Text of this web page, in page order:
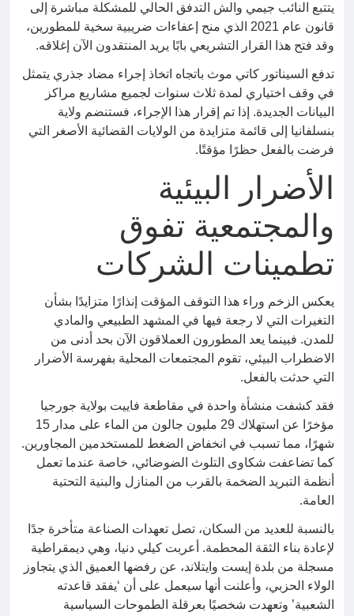
يتتبع النائب جيمي والش التدفق الحالي للمشكلة مباشرة إلى
قانون عام 2021 الذي منح إعفاءات ضريبية سخية للمطورين،
وقد فتح هذا القرار التشريعي بابًا يريد المنتقدون الآن إغلاقه.
تدفع السيناتور كاتي موث باتجاه اتخاذ إجراء مضاد جذري يتمثل
في وقف اختياري لمدة ثلاث سنوات لجميع مشاريع مراكز
البيانات الجديدة. إذا تم إقرار هذا الإجراء، فستنضم ولاية
بنسلفانيا إلى قائمة متزايدة من الولايات القضائية الأصغر التي
فرضت بالفعل حظرًا مؤقتًا.
الأضرار البيئية
والمجتمعية تفوق
تطمينات الشركات
يعكس الزخم وراء هذا التوقف المؤقت إنذارًا متزايدًا بشأن
التغيرات التي لا رجعة فيها في المشهد الطبيعي والمادي
للمدن. فبينما يعد المطورون العملاقون الآن بحد أدنى من
الاضطراب البيئي، تقوم المجتمعات المحلية بفهرسة الأضرار
التي حدثت بالفعل.
فقد كشفت منشأة واحدة في مقاطعة فاييت بولاية جورجيا
مؤخرًا عن استهلاك 29 مليون جالون من الماء على مدار 15
شهرًا، مما تسبب في انخفاض الضغط للمستخدمين المجاورين.
كما تضاعفت شكاوى التلوث الضوضائي، خاصة عندما تعمل
أنظمة التبريد الضخمة بالقرب من المنازل والبنية التحتية
العامة.
بالنسبة للعديد من السكان، تصل تعهدات الصناعة متأخرة جدًا
لإعادة بناء الثقة المحطمة. أعربت كيلي دنيا، وهي ديمقراطية
مسجلة من بلدة إيست وايتلاند، عن رفضها العميق الذي يتجاوز
الولاء الحزبي، وأعلنت أنها سيعمل على أن ‘يفقد قاعدته
الشعبية’ وتعهدت شخصيًا بعرقلة الطموحات السياسية